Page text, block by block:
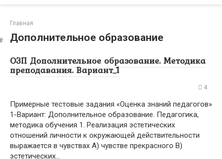
Главная
Дополнительное образование
ОЗП Дополнительное образование. Методика
преподавания. Вариант_1
4
Примерные тестовые задания «Оценка знаний педагогов»
1-Вариант: Дополнительное образование. Педагогика,
методика обучения 1. Реализация эстетических
отношений личности к окружающей действительности
выражается в чувствах A) чувстве прекрасного B)
эстетических…